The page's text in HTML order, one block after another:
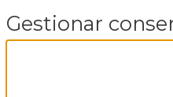
Gestionar